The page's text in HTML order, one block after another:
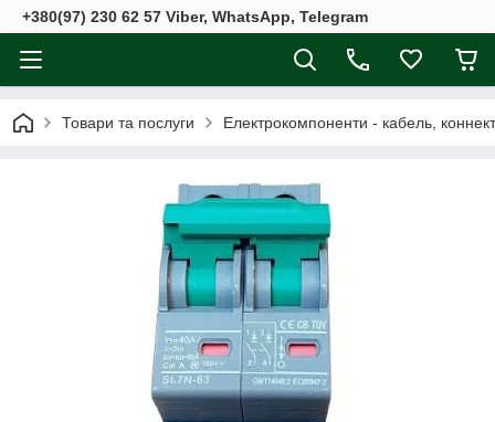
+380(97) 230 62 57 Viber, WhatsApp, Telegram
Товари та послуги Електрокомпоненти - кабель,